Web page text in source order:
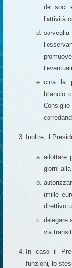
dei soci
l’attività
sorveglia
cura la
bilancio
Consiglio
Inoltre, il
adottare
giorni
(mille
direttivo
delegare
via
In caso il
funzioni, lo